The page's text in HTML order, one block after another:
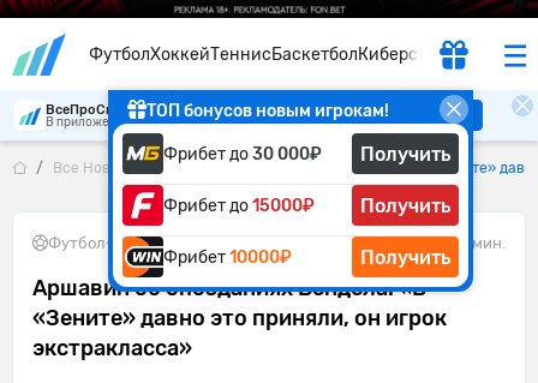
ФутболХоккейТеннисБаскетболКиберспорт
ТОП бонусов новым игрокам!
Фрибет до30 000₽ Получить
Фрибет до15000₽ Получить
Фрибет10000₽ Получить
ВсеПроСпорт
В приложении удобнее Скачать
Все Новости Аршавин об опозданиях Вендела: «В «Зените»
Футбол• 07.07.2026 2 мин.
Аршавин об опозданиях Вендела: «В
«Зените» давно это приняли, он игрок
экстракласса»